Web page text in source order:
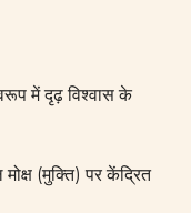
में दृढ़ विश्वास के
(मुक्ति) पर केंद्रित